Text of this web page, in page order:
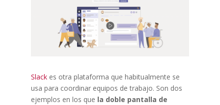
Slackes otra plataforma que habitualmente se
usa para coordinar equipos de trabajo. Son dos
ejemplos en los que la doble pantalla de